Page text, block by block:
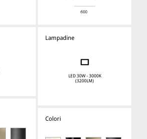
Lampadine
LED 30W - 3000K
(3200LM)
Colori